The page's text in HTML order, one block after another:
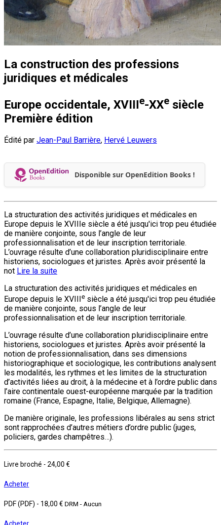
La construction des professions
juridiques et médicales
Europe occidentale, XVIIIe-XXe siècle
Première édition
Édité par Jean-Paul Barrière, Hervé Leuwers
Disponible sur OpenEdition Books !
La structuration des activités juridiques et médicales en
Europe depuis le XVIIIe siècle a été jusqu'ici trop peu étudiée
de manière conjointe, sous l’angle de leur
professionnalisation et de leur inscription territoriale.
L’ouvrage résulte d’une collaboration pluridisciplinaire entre
historiens, sociologues et juristes. Après avoir présenté la
not Lire la suite
La structuration des activités juridiques et médicales en
Europe depuis le XVIIIe siècle a été jusqu'ici trop peu étudiée
de manière conjointe, sous l’angle de leur
professionnalisation et de leur inscription territoriale.
L’ouvrage résulte d’une collaboration pluridisciplinaire entre
historiens, sociologues et juristes. Après avoir présenté la
notion de professionnalisation, dans ses dimensions
historiographique et sociologique, les contributions analysent
les modalités, les rythmes et les limites de la structuration
d’activités liées au droit, à la médecine et à l’ordre public dans
l’aire continentale ouest-européenne marquée par la tradition
romaine (France, Espagne, Italie, Belgique, Allemagne).
De manière originale, les professions libérales au sens strict
sont rapprochées d’autres métiers d’ordre public (juges,
policiers, gardes champêtres…).
Livre broché - 24,00 €
Acheter
PDF (PDF) - 18,00 € DRM - Aucun